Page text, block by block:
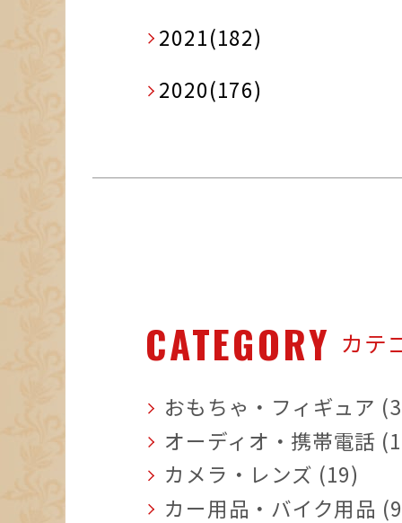
2021(182)
2020(176)
CATEGORY カテ
おもちゃ・フィギュア
オーディオ・携帯電話
カメラ・レンズ (19)
カー用品・バイク用品